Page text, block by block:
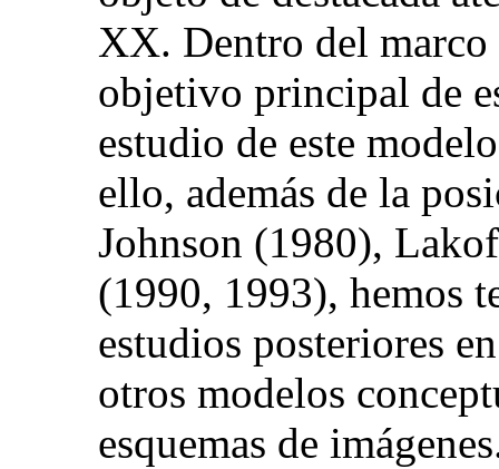
XX. Dentro del
objetivo principal de
estudio de este
ello, además de la
Johnson (1980),
(1990, 1993), hemos
estudios posteriores
otros modelos
esquemas de